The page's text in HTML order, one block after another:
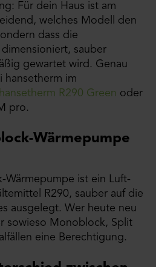
Für dein Haus ist am
welches Modell den
dass die
sauber
gewartet wird. Genau
hansetherm im
hansetherm R290 Green oder
pro.
Wärmepumpe
Wärmepumpe ist ein Luft-
R290, sauber auf die
ausgelegt. Wer heute neu
sowieso Monoblock, Split
eine Berechtigung.